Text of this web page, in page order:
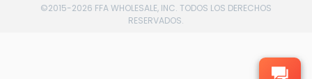
©2015-2026 FFA WHOLESALE, INC. TODOS LOS DERECHOS
RESERVADOS.